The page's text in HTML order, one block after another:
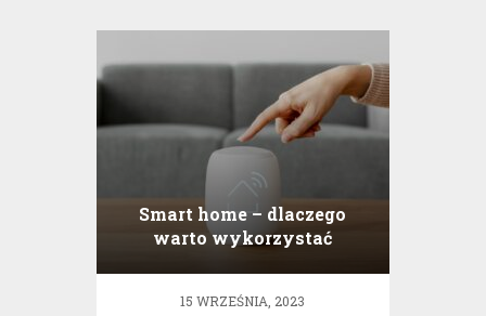
Smart home – dlaczego
warto wykorzystać
15 WRZEŚNIA, 2023